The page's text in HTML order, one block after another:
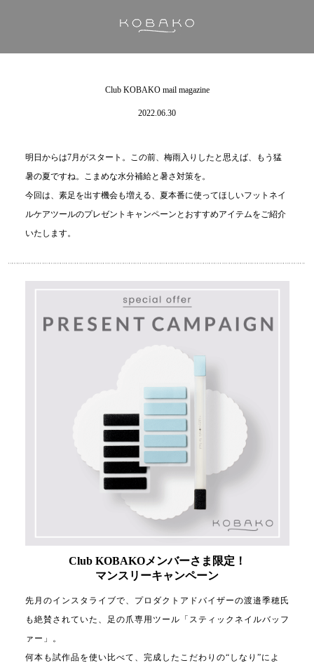
Club KOBAKO mail magazine
2022.06.30
明日からは7月がスタート。この前、梅雨入りしたと思えば、もう猛
暑の夏ですね。こまめな水分補給と暑さ対策を。
今回は、素足を出す機会も増える、夏本番に使ってほしいフットネイ
ルケアツールのプレゼントキャンペーンとおすすめアイテムをご紹介
いたします。
Club KOBAKOメンバーさま限定！
マンスリーキャンペーン
先月のインスタライブで、プロダクトアドバイザーの渡邉季穂氏
も絶賛されていた、足の爪専用ツール「スティックネイルバッフ
ァー」。
何本も試作品を使い比べて、完成したこだわりの“しなり”によ